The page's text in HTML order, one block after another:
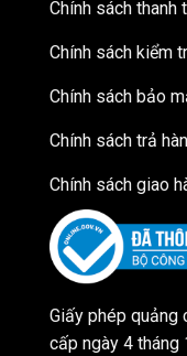
Chính sách thanh
Chính sách kiểm
Chính sách bảo
Chính sách trả
Chính sách giao
Giấy phép quảng
cấp ngày 4 tháng